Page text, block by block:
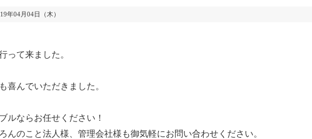
年04月04日（木）
って来ました。
喜んでいただきました。
ルならお任せください！
んのこと法人様、管理会社様も御気軽にお問い合わせください。